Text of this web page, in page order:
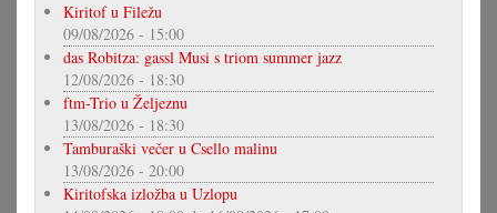
Kiritof u Filežu
09/08/2026 - 15:00
das Robitza: gassl Musi s triom summer jazz
12/08/2026 - 18:30
ftm-Trio u Željeznu
13/08/2026 - 18:30
Tamburaški večer u Csello malinu
13/08/2026 - 20:00
Kiritofska izložba u Uzlopu